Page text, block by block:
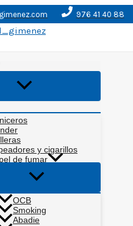
976 41 40 88
Alternar
y cigarillos
de fumar
Alternar
OCB
Smoking
Abadie